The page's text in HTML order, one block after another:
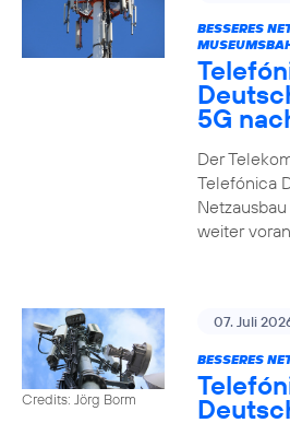
BESSERES
5G
Der
Telefónica
weiter voran
Credits: Jörg Borm
07. Juli
BESSERES